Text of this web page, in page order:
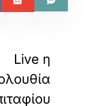
Live η